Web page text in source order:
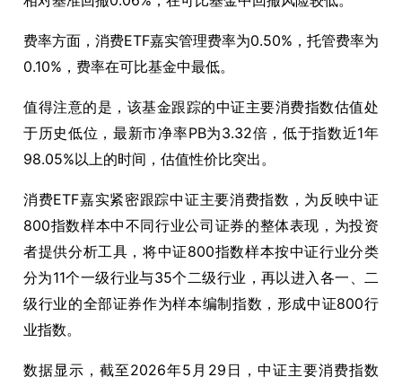
费率方面，消费ETF嘉实管理费率为0.50%，托管费率为
0.10%，费率在可比基金中最低。
值得注意的是，该基金跟踪的中证主要消费指数估值处
于历史低位，最新市净率PB为3.32倍，低于指数近1年
98.05%以上的时间，估值性价比突出。
消费ETF嘉实紧密跟踪中证主要消费指数，为反映中证
800指数样本中不同行业公司证券的整体表现，为投资
者提供分析工具，将中证800指数样本按中证行业分类
分为11个一级行业与35个二级行业，再以进入各一、二
级行业的全部证券作为样本编制指数，形成中证800行
业指数。
数据显示，截至2026年5月29日，中证主要消费指数